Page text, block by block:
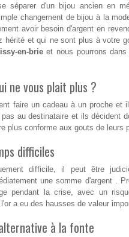
séparer d'un bijou ancien en
changement de bijou à la
avoir besoin d'argent en
hérité et qui ne sont plus à votre
en-brieet nous pourrons
ne vous plait plus ?
faire un cadeau à un proche et
au destinataire et ils décident
plus conforme aux gouts de leurs
difficiles
difficile, il peut être
une somme d'argent .
pendant la crise, avec un
a eu des hausses de valeur
à la fonte